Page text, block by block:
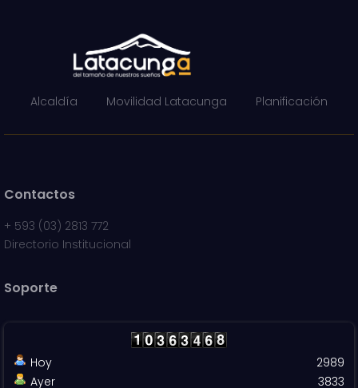
Alcaldía Movilidad Latacunga Planificación
Contactos
+ 593 (03) 2813 772
Directorio Institucional
Soporte
Hoy
Ayer
2989
3833